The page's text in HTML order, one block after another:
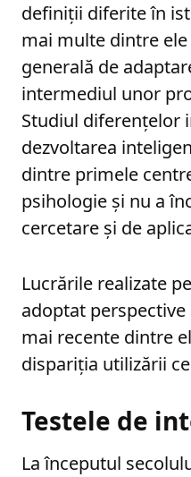
definiții diferite în
mai multe dintre
generală de
intermediul unor
Studiul diferențelor
dezvoltarea
dintre primele
psihologie și nu a
cercetare și de
Lucrările realizate
adoptat perspective
mai recente dintre
dispariția utilizării
Testele de
La începutul